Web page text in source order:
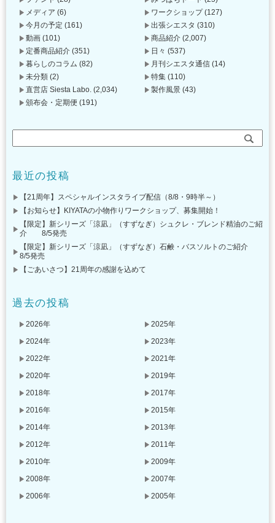
メディア (6) ワークショップ(127)
今月の予定 (161) 出張シエスタ (310)
動画 (101) 商品紹介 (2,007)
定番商品紹介 (351) 日々 (537)
暮らしのコラム (82) 月刊シエスタ通信 (14)
未分類 (2) 特集 (110)
直営店 Siesta Labo. (2,034) 製作風景 (43)
頒布会・定期便 (191)
最近の投稿
【21周年】スペシャルインスタライブ配信（8/8・9時半～）
【お知らせ】KIYATAの小物作りワークショップ、募集開始！
【限定】新シリーズ「涼凪」（すずなぎ）シュクレ・ブレンド精油のご紹
介 8/5発売
【限定】新シリーズ「涼凪」（すずなぎ）石鹸・バスソルトのご紹介
8/5発売
【ごあいさつ】21周年の感謝を込めて
過去の投稿
2026年
2025年
2024年
2023年
2022年
2021年
2020年
2019年
2018年
2017年
2016年
2015年
2014年
2013年
2012年
2011年
2010年
2009年
2008年
2007年
2006年
2005年